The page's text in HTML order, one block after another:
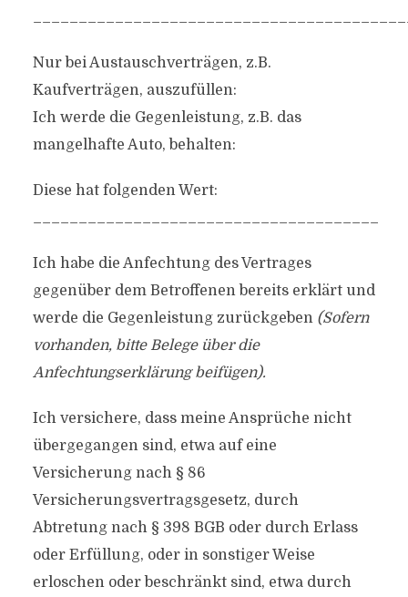
Nur bei Austauschverträgen, z.B.
Kaufverträgen, auszufüllen:
Ich werde die Gegenleistung, z.B. das
mangelhafte Auto, behalten:
Diese hat folgenden Wert:
Ich habe die Anfechtung des Vertrages
gegenüber dem Betroffenen bereits erklärt und
werde die Gegenleistung zurückgeben (Sofern
vorhanden, bitte Belege über die
Anfechtungserklärung beifügen).
Ich versichere, dass meine Ansprüche nicht
übergegangen sind, etwa auf eine
Versicherung nach § 86
Versicherungsvertragsgesetz, durch
Abtretung nach § 398 BGB oder durch Erlass
oder Erfüllung, oder in sonstiger Weise
erloschen oder beschränkt sind, etwa durch